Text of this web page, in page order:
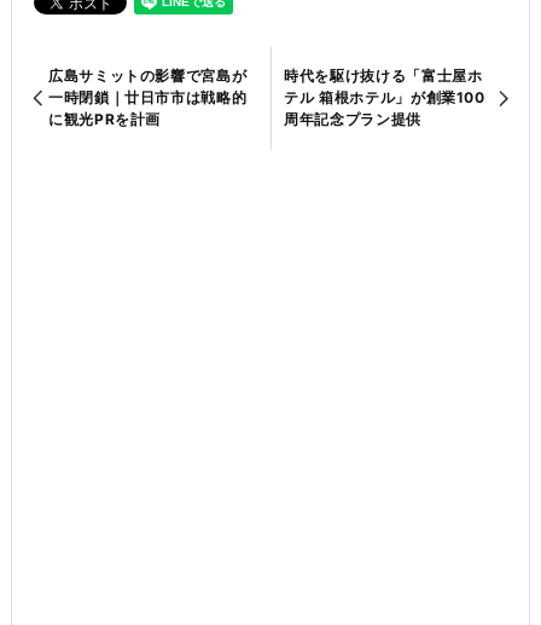
広島サミットの影響で宮島が
一時閉鎖｜廿日市市は戦略的
に観光PRを計画
時代を駆け抜ける「富士屋ホ
テル 箱根ホテル」が創業100
周年記念プラン提供